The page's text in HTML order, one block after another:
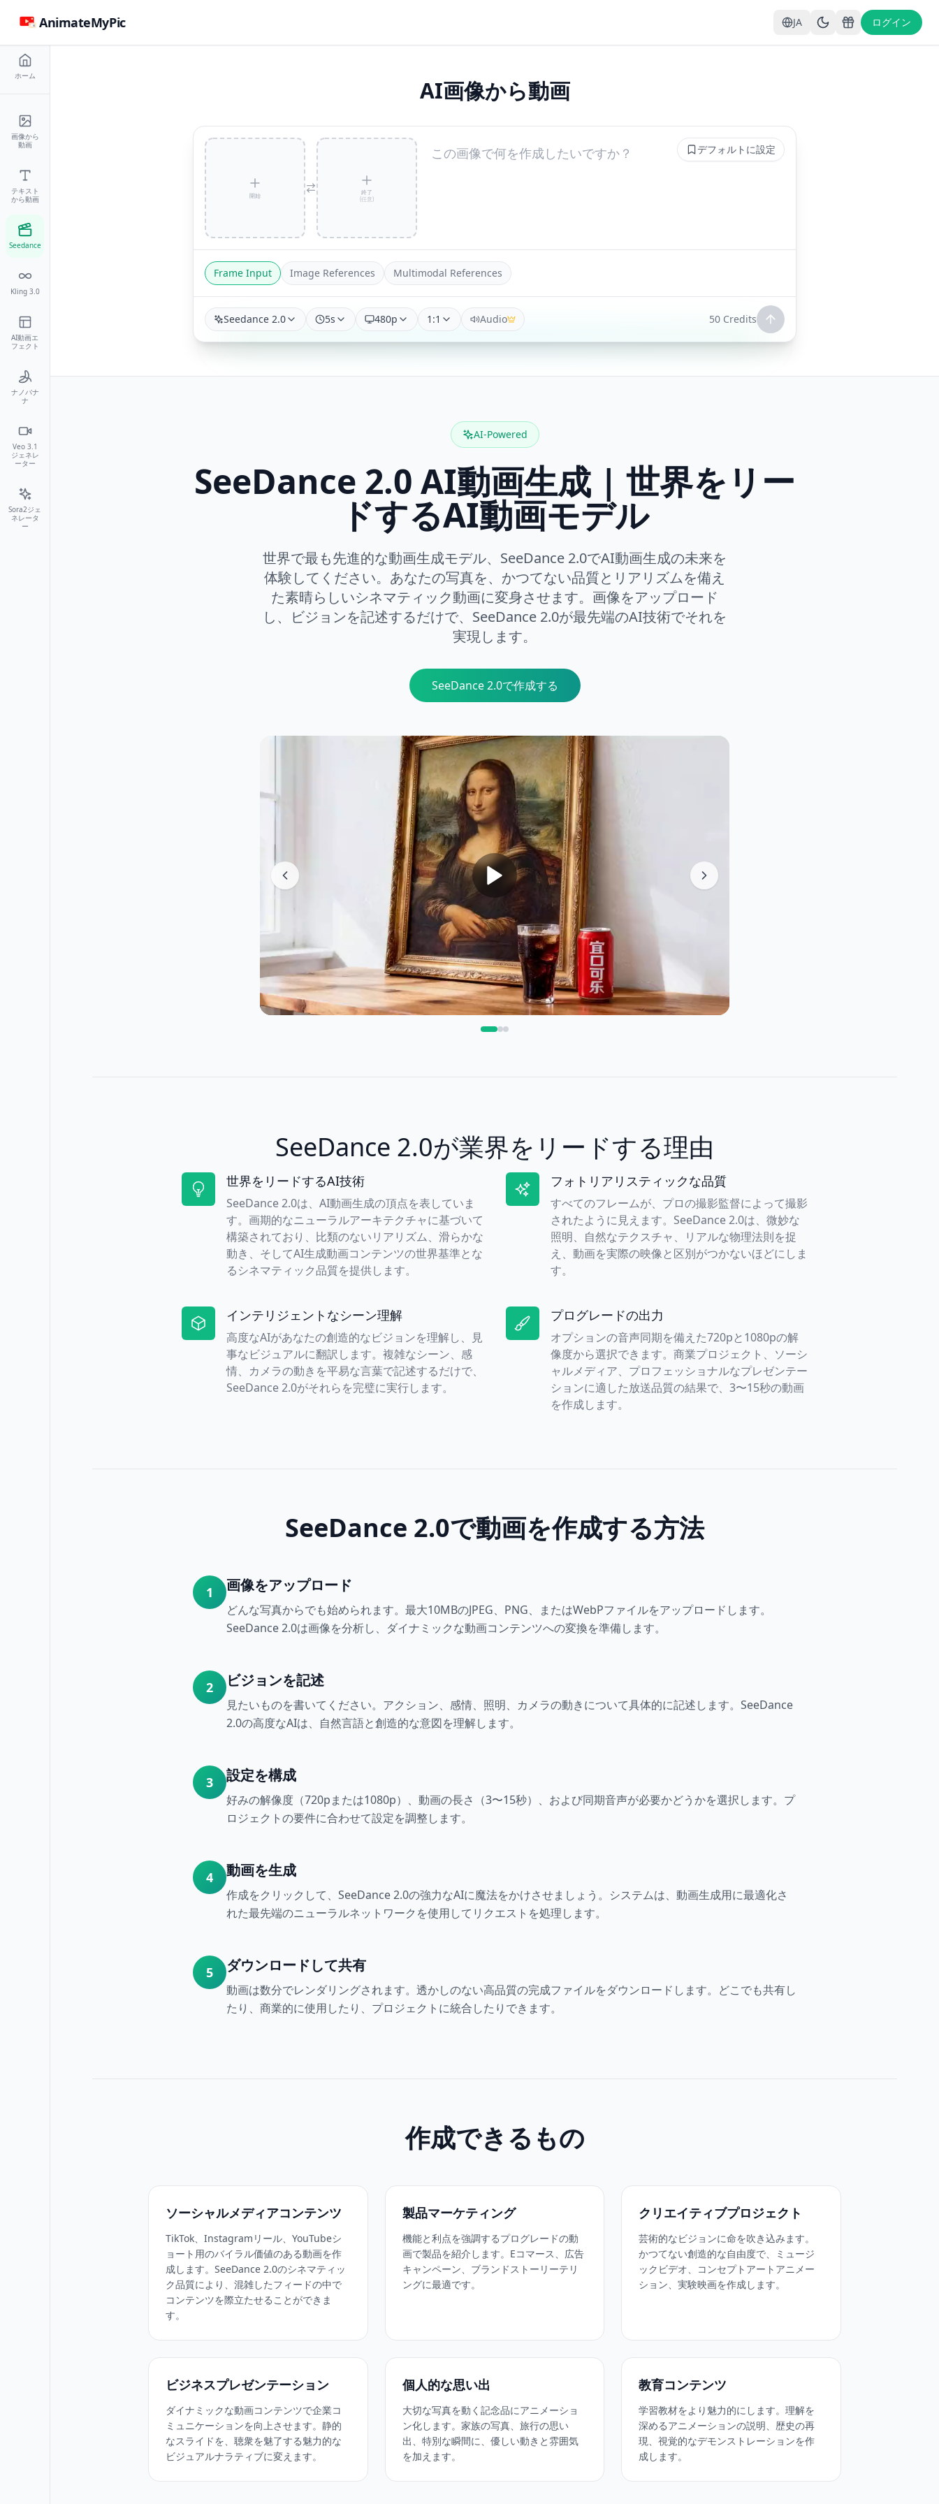
AnimateMyPic JA ログイン
ホーム
画像から
動画
テキスト
から動画
Seedance
Kling 3.0
AI動画エ
フェクト
ナノバナ
ナ
Veo 3.1
ジェネレ
ーター
Sora2ジェ
ネレータ
ー
AI画像から動画
デフォルトに設定
開始
終了
(任意)
Frame Input Image References Multimodal References
Seedance 2.0 5s 480p 1:1 Audio 50 Credits
AI-Powered
SeeDance 2.0 AI動画生成 | 世界をリー
ドするAI動画モデル
世界で最も先進的な動画生成モデル、SeeDance 2.0でAI動画生成の未来を
体験してください。あなたの写真を、かつてない品質とリアリズムを備え
た素晴らしいシネマティック動画に変身させます。画像をアップロード
し、ビジョンを記述するだけで、SeeDance 2.0が最先端のAI技術でそれを
実現します。
SeeDance 2.0で作成する
SeeDance 2.0が業界をリードする理由
世界をリードするAI技術
SeeDance 2.0は、AI動画生成の頂点を表していま
す。画期的なニューラルアーキテクチャに基づいて
構築されており、比類のないリアリズム、滑らかな
動き、そしてAI生成動画コンテンツの世界基準とな
るシネマティック品質を提供します。
フォトリアリスティックな品質
すべてのフレームが、プロの撮影監督によって撮影
されたように見えます。SeeDance 2.0は、微妙な
照明、自然なテクスチャ、リアルな物理法則を捉
え、動画を実際の映像と区別がつかないほどにしま
す。
インテリジェントなシーン理解
高度なAIがあなたの創造的なビジョンを理解し、見
事なビジュアルに翻訳します。複雑なシーン、感
情、カメラの動きを平易な言葉で記述するだけで、
SeeDance 2.0がそれらを完璧に実行します。
プログレードの出力
オプションの音声同期を備えた720pと1080pの解
像度から選択できます。商業プロジェクト、ソーシ
ャルメディア、プロフェッショナルなプレゼンテー
ションに適した放送品質の結果で、3〜15秒の動画
を作成します。
SeeDance 2.0で動画を作成する方法
1 画像をアップロード
どんな写真からでも始められます。最大10MBのJPEG、PNG、またはWebPファイルをアップロードします。
SeeDance 2.0は画像を分析し、ダイナミックな動画コンテンツへの変換を準備します。
2 ビジョンを記述
見たいものを書いてください。アクション、感情、照明、カメラの動きについて具体的に記述します。SeeDance
2.0の高度なAIは、自然言語と創造的な意図を理解します。
3 設定を構成
好みの解像度（720pまたは1080p）、動画の長さ（3〜15秒）、および同期音声が必要かどうかを選択します。プ
ロジェクトの要件に合わせて設定を調整します。
4 動画を生成
作成をクリックして、SeeDance 2.0の強力なAIに魔法をかけさせましょう。システムは、動画生成用に最適化さ
れた最先端のニューラルネットワークを使用してリクエストを処理します。
5 ダウンロードして共有
動画は数分でレンダリングされます。透かしのない高品質の完成ファイルをダウンロードします。どこでも共有し
たり、商業的に使用したり、プロジェクトに統合したりできます。
作成できるもの
ソーシャルメディアコンテンツ
TikTok、Instagramリール、YouTubeシ
ョート用のバイラル価値のある動画を作
成します。SeeDance 2.0のシネマティッ
ク品質により、混雑したフィードの中で
コンテンツを際立たせることができま
す。
製品マーケティング
機能と利点を強調するプログレードの動
画で製品を紹介します。Eコマース、広告
キャンペーン、ブランドストーリーテリ
ングに最適です。
クリエイティブプロジェクト
芸術的なビジョンに命を吹き込みます。
かつてない創造的な自由度で、ミュージ
ックビデオ、コンセプトアートアニメー
ション、実験映画を作成します。
ビジネスプレゼンテーション
ダイナミックな動画コンテンツで企業コ
ミュニケーションを向上させます。静的
なスライドを、聴衆を魅了する魅力的な
ビジュアルナラティブに変えます。
個人的な思い出
大切な写真を動く記念品にアニメーショ
ン化します。家族の写真、旅行の思い
出、特別な瞬間に、優しい動きと雰囲気
を加えます。
教育コンテンツ
学習教材をより魅力的にします。理解を
深めるアニメーションの説明、歴史の再
現、視覚的なデモンストレーションを作
成します。